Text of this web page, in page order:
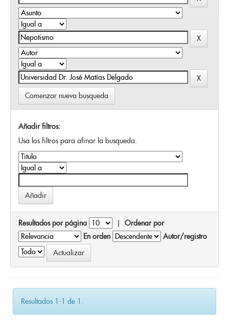
Comenzar nueva busqueda
Añadir filtros:
Usa los filtros para afinar la busqueda.
Resultados por página | Ordenar por
En orden
Autor/registro
Resultados 1-1 de 1.